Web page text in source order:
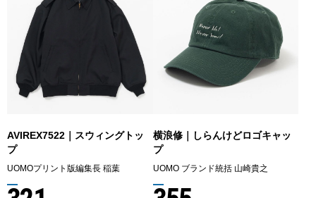
AVIREX7522｜スウィングトッ
プ
UOMOプリント版編集長 稲葉
横浪修｜しらんけどロゴキャッ
プ
UOMO ブランド統括 山崎貴之